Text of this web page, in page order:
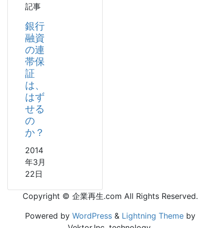
記事
銀行
融資
の連
帯保
証
は、
はず
せる
の
か？
2014
年3月
22日
Copyright © 企業再生.com All Rights Reserved.
Powered by WordPress& Lightning Themeby